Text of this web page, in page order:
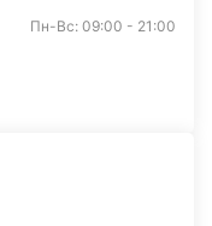
Пн-Вс: 09:00 - 21:00